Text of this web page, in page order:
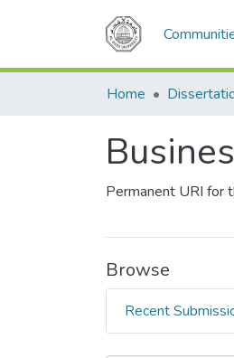
Home
Permanent URI for
Browse
Recent